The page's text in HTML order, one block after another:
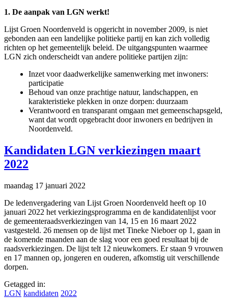
1. De aanpak van LGN werkt!
Lijst Groen Noordenveld is opgericht in november 2009, is niet
gebonden aan een landelijke politieke partij en kan zich volledig
richten op het gemeentelijk beleid. De uitgangspunten waarmee
LGN zich onderscheidt van andere politieke partijen zijn:
Inzet voor daadwerkelijke samenwerking met inwoners:
participatie
Behoud van onze prachtige natuur, landschappen, en
karakteristieke plekken in onze dorpen: duurzaam
Verantwoord en transparant omgaan met gemeenschapsgeld,
want dat wordt opgebracht door inwoners en bedrijven in
Noordenveld.
Kandidaten LGN verkiezingen maart
2022
maandag 17 januari 2022
De ledenvergadering van Lijst Groen Noordenveld heeft op 10
januari 2022 het verkiezingsprogramma en de kandidatenlijst voor
de gemeenteraadsverkiezingen van 14, 15 en 16 maart 2022
vastgesteld. 26 mensen op de lijst met Tineke Nieboer op 1, gaan in
de komende maanden aan de slag voor een goed resultaat bij de
raadsverkiezingen. De lijst telt 12 nieuwkomers. Er staan 9 vrouwen
en 17 mannen op, jongeren en ouderen, afkomstig uit verschillende
dorpen.
Getagged in:
LGN kandidaten 2022